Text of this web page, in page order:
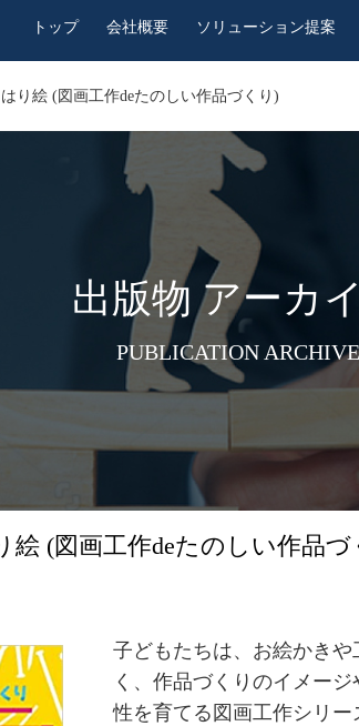
トップ 会社概要 ソリューション提案
り絵 (図画工作deたのしい作品づくり)
出版物 アーカ
PUBLICATION ARCHIVE
絵 (図画工作deたのしい作品づ
子どもたちは、お絵かき
く、作品づくりのイメー
性を育てる図画工作シリ